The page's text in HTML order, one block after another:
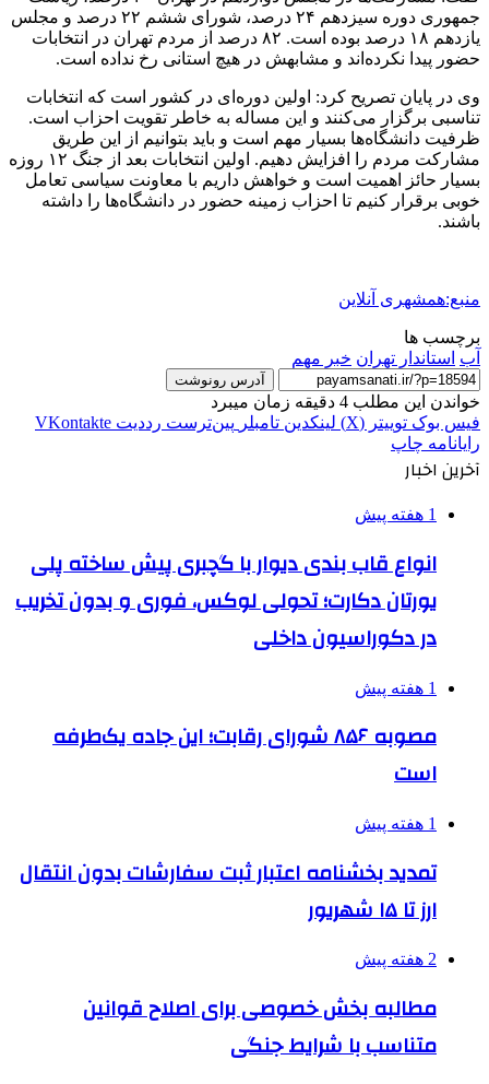
جمهوری دوره سیزدهم ۲۴ درصد، شورای ششم ۲۲ درصد و مجلس
یازدهم ۱۸ درصد بوده است. ۸۲ درصد از مردم تهران در انتخابات
حضور پیدا نکرده‌اند و مشابهش در هیچ استانی رخ نداده است.
وی در پایان تصریح کرد: اولین دوره‌ای در کشور است که انتخابات
تناسبی برگزار می‌کنند و این مساله به خاطر تقویت احزاب است.
ظرفیت دانشگاه‌ها بسیار مهم است و باید بتوانیم از این طریق
مشارکت مردم را افزایش دهیم. اولین انتخابات بعد از جنگ ۱۲ روزه
بسیار حائز اهمیت است و خواهش داریم با معاونت سیاسی تعامل
خوبی برقرار کنیم تا احزاب زمینه حضور در دانشگاه‌ها را داشته
باشند.
منبع:همشهری آنلاین
برچسب ها
آب استاندار تهران خبر مهم
آدرس رونوشت
خواندن این مطلب 4 دقیقه زمان میبرد
فیس بوک توییتر (X) لینکدین ‫تامبلر ‫پین‌ترست ‫رددیت ‫VKontakte
رایانامه چاپ
آخرین اخبار
1 هفته پیش
انواع قاب بندی دیوار با گچبری پیش ساخته پلی
یورتان دکارت؛ تحولی لوکس، فوری و بدون تخریب
در دکوراسیون داخلی
1 هفته پیش
مصوبه ۸۵۶ شورای رقابت؛ این جاده یک‌طرفه
است
1 هفته پیش
تمدید بخشنامه اعتبار ثبت سفارشات بدون انتقال
ارز تا ۱۵ شهریور
2 هفته پیش
مطالبه بخش خصوصی برای اصلاح قوانین
متناسب با شرایط جنگی